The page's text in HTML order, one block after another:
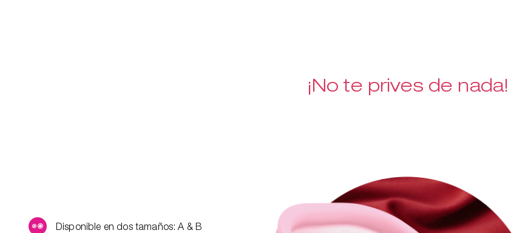
¡No te prives de nada!
Disponible en dos tamaños: A & B